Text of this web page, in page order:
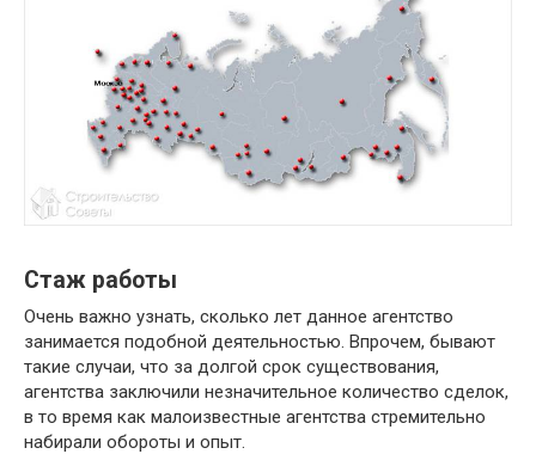
Стаж работы
Очень важно узнать, сколько лет данное агентство
занимается подобной деятельностью. Впрочем, бывают
такие случаи, что за долгой срок существования,
агентства заключили незначительное количество сделок,
в то время как малоизвестные агентства стремительно
набирали обороты и опыт.